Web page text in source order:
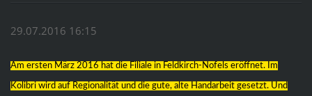
29.07.2016 16:15
Am ersten März 2016 hat die Filiale in Feldkirch-Nofels eröffnet. Im
Kolibri wird auf Regionalität und die gute, alte Handarbeit gesetzt. Und